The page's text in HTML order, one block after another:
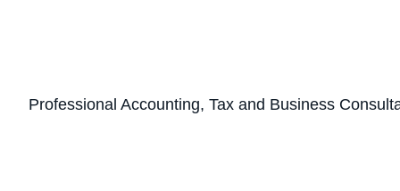
Professional Accounting, Tax and Business